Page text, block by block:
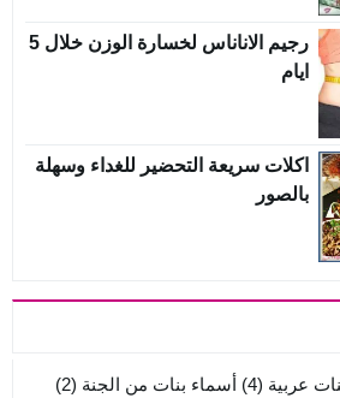
رجيم الاناناس لخسارة الوزن خلال 5
ايام
اكلات سريعة التحضير للغداء وسهلة
بالصور
عربية (4) أسماء بنات من الجنة (2)